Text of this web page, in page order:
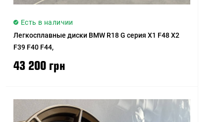
Есть в наличии
Легкосплавные диски BMW R18 G серия X1 F48 X2
F39 F40 F44,
43 200 грн